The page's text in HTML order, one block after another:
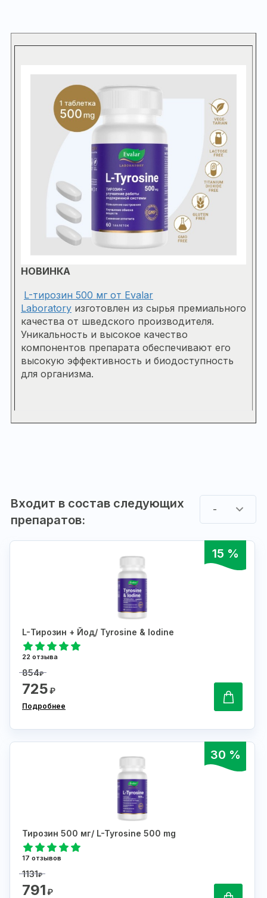
НОВИНКА
L-тирозин 500 мг от Evalar
Laboratory изготовлен из сырья премиального
качества от шведского производителя.
Уникальность и высокое качество
компонентов препарата обеспечивают его
высокую эффективность и биодоступность
для организма.
Входит в состав следующих
препаратов:
-
15 %
L-Тирозин + Йод/ Tyrosine & Iodine
22 отзыва
854₽
725₽
Подробнее
30 %
Тирозин 500 мг/ L-Tyrosine 500 mg
17 отзывов
1131₽
791₽